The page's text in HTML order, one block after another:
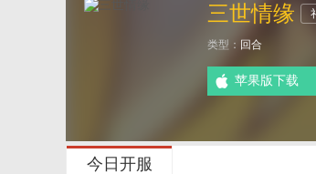
三世情缘
类型： 回合
苹果版下载
今日开服